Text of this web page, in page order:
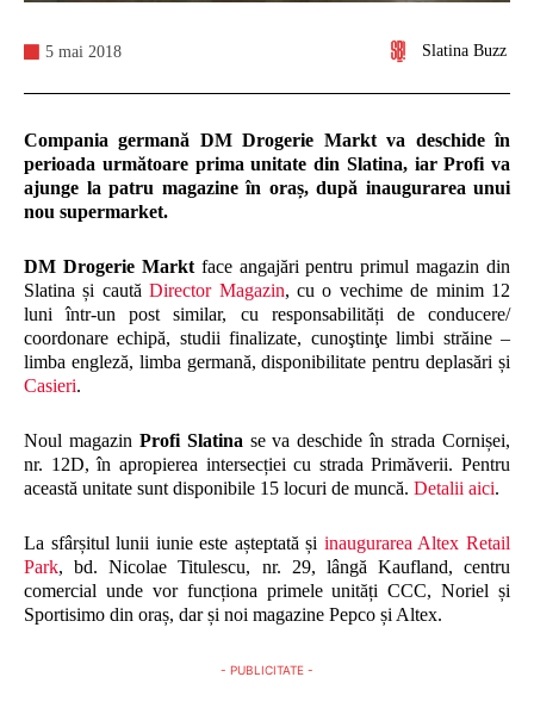
Slatina Buzz
5 mai 2018
Compania germană DM Drogerie Markt va deschide în
perioada următoare prima unitate din Slatina, iar Profi va
ajunge la patru magazine în oraș, după inaugurarea unui
nou supermarket.
DM Drogerie Marktface angajări pentru primul magazin din
Slatina și cautăDirector Magazin, cu o vechime de minim 12
luni într-un post similar, cu responsabilități de conducere/
coordonare echipă, studii finalizate, cunoştinţe limbi străine –
limba engleză, limba germană, disponibilitate pentru deplasări și
Casieri.
Noul magazin Profi Slatina se va deschide în strada Cornișei,
nr. 12D, în apropierea intersecției cu strada Primăverii. Pentru
această unitate sunt disponibile 15 locuri de muncă. Detalii aici.
La sfârșitul lunii iunie este așteptată și inaugurarea Altex Retail
Park, bd. Nicolae Titulescu, nr. 29, lângă Kaufland, centru
comercial unde vor funcționa primele unități CCC, Noriel și
Sportisimo din oraș, dar și noi magazine Pepco și Altex.
- PUBLICITATE -